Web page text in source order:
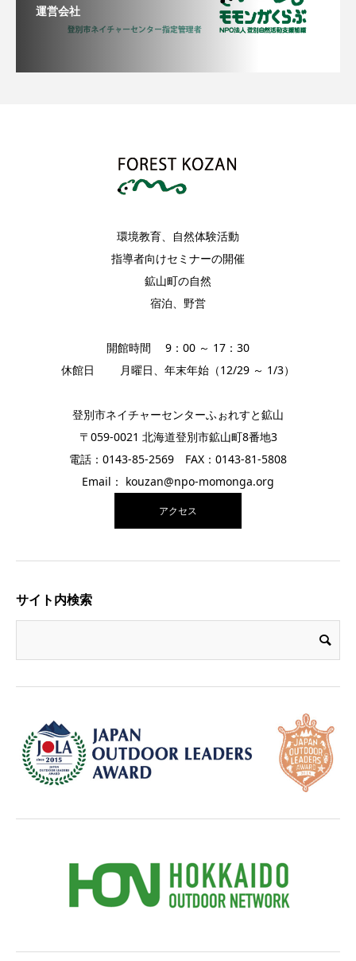
運営会社
環境教育、自然体験活動
指導者向けセミナーの開催
鉱山町の自然
宿泊、野営
開館時間 9：00 ～ 17：30
休館日 月曜日、年末年始（12/29 ～ 1/3）
登別市ネイチャーセンターふぉれすと鉱山
〒059-0021 北海道登別市鉱山町8番地3
電話：0143-85-2569 FAX：0143-81-5808
Email： kouzan@npo-momonga.org
アクセス
サイト内検索